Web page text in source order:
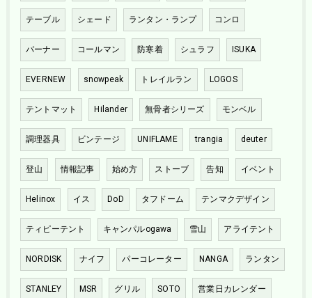
テーブル シェード ランタン・ランプ コンロ
バーナー コールマン 防寒着 シュラフ ISUKA
EVERNEW snowpeak トレイルラン LOGOS
テントマット Hilander 無骨者シリーズ モンベル
調理器具 ビンテージ UNIFLAME trangia deuter
登山 情報記事 始め方 ストーブ 告知 イベント
Helinox イス DoD タフドーム テンマクデザイン
ティピーテント キャンパルogawa 雪山 アライテント
NORDISK ナイフ パーコレーター NANGA ランタン
STANLEY MSR グリル SOTO 営業日カレンダー